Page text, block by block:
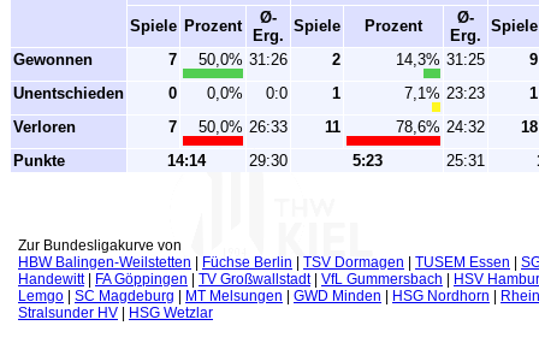
Spiele Prozent
Ø-
Erg.
Spiele Prozent
Ø-
Erg.
Spiele
Gewonnen
7 50,0% 31:26 2 14,3% 31:25
9
Unentschieden
0 0,0% 0:0 1 7,1% 23:23
1
Verloren
7 50,0% 26:33 11 78,6% 24:32
18
Punkte
14:14 29:30 5:23 25:31
Zur Bundesligakurve von
HBW Balingen-Weilstetten
Füchse Berlin TSV Dormagen TUSEM Essen
Handewitt| FA Göppingen TV Großwallstadt| VfL Gummersbach
HSV
Lemgo
SC Magdeburg MT Melsungen GWD Minden HSG Nordhorn
Stralsunder HV
HSG Wetzlar